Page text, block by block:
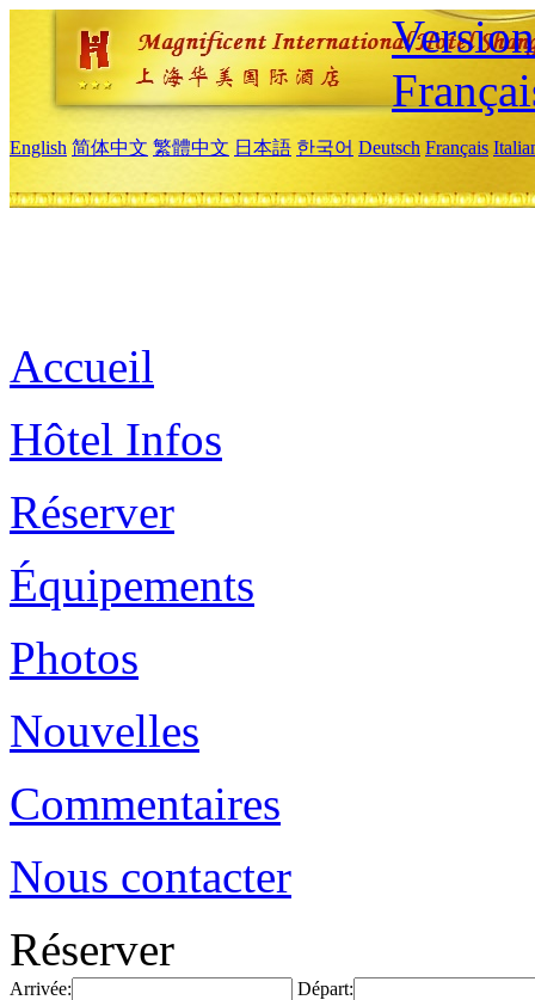
English 简体中文 繁體中文 日本語 한국어 Deutsch Français
Accueil
Hôtel Infos
Réserver
Équipements
Photos
Nouvelles
Commentaires
Nous contacter
Réserver
Arrivée: Départ: